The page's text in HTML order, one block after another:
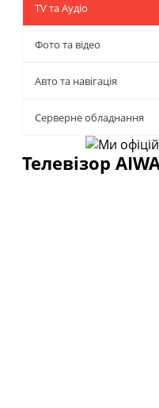
TV та Аудіо
Фото та відео
Авто та навігація
Серверне обладнання
Телевізор